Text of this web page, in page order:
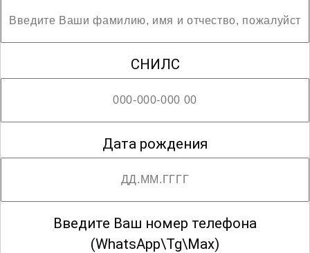
работников, стремящихся углубить
свои знания в области профилактики
инфекций и внедрить их в свою
профессиональную деятельность.
Присоединяйтесь к изучению самых
актуальных вопросов профилактики
инфекций, чтобы быть на шаг впереди
медицинской помощи.
СНИЛС
Дата рождения
Введите Ваш номер телефона
(WhatsApp\Tg\Max)